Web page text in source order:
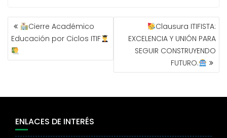
NAVEGACIÓN
DE
ENTRADAS
Cierre Académico
Educación por Ciclos ITIF
Clausura ITIFISTA:
EXCELENCIA Y UNIÓN PARA
SEGUIR CONSTRUYENDO
FUTURO.
ENLACES DE INTERÉS